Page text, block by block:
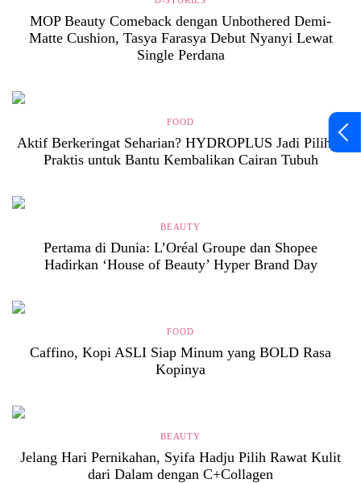
MOP Beauty Comeback dengan Unbothered Demi-
Matte Cushion, Tasya Farasya Debut Nyanyi Lewat
Single Perdana
FOOD
Aktif Berkeringat Seharian? HYDROPLUS Jadi Pilihan
Praktis untuk Bantu Kembalikan Cairan Tubuh
BEAUTY
Pertama di Dunia: L’Oréal Groupe dan Shopee
Hadirkan ‘House of Beauty’ Hyper Brand Day
FOOD
Caffino, Kopi ASLI Siap Minum yang BOLD Rasa
Kopinya
BEAUTY
Jelang Hari Pernikahan, Syifa Hadju Pilih Rawat Kulit
dari Dalam dengan C+Collagen